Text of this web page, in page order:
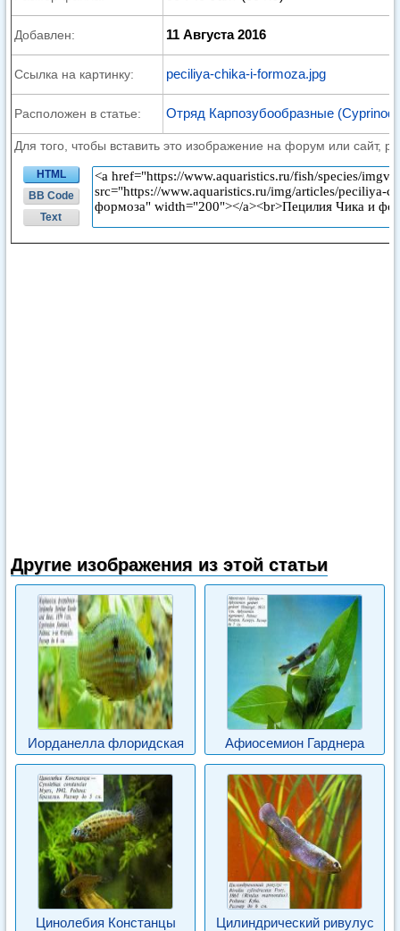
Добавлен: 11 Августа 2016
Ссылка на картинку: peciliya-chika-i-formoza.jpg
Расположен в статье: Отряд Карпозубообразные
Для того, чтобы вставить это изображение на форум или сайт,
HTML
BB Code
Text
Другие изображения из этой статьи
Иорданелла флоридская Афиосемион Гарднера
Цинолебия Констанцы Цилиндрический ривулус